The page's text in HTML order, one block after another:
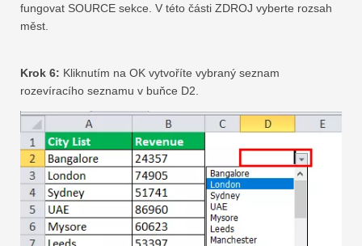
fungovat SOURCE sekce. V této části ZDROJ vyberte rozsah
měst.
Krok 6: Kliknutím na OK vytvoříte vybraný seznam
rozevíracího seznamu v buňce D2.